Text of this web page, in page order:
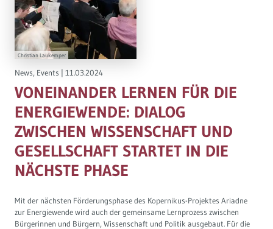
Christian Laukemper
News, Events | 11.03.2024
VONEINANDER LERNEN FÜR DIE
ENERGIEWENDE: DIALOG
ZWISCHEN WISSENSCHAFT UND
GESELLSCHAFT STARTET IN DIE
NÄCHSTE PHASE
Mit der nächsten Förderungsphase des Kopernikus-Projektes Ariadne
zur Energiewende wird auch der gemeinsame Lernprozess zwischen
Bürgerinnen und Bürgern, Wissenschaft und Politik ausgebaut. Für die